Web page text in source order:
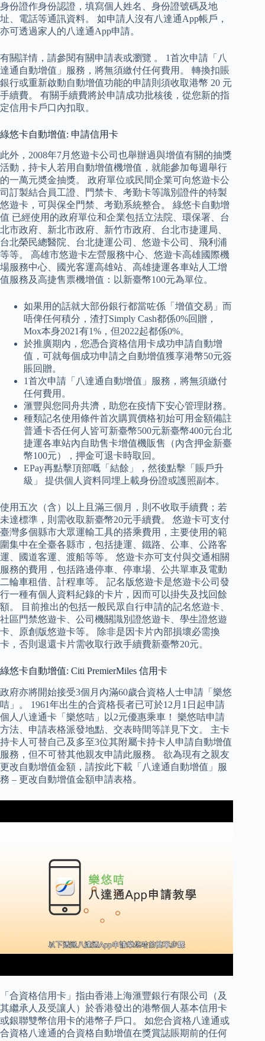
身份證作身份認證，填寫個人姓名、身份證號碼及地
址、電話等通訊資料。 如申請人沒有八達通App帳戶，
亦可透過家人的八達通App申請。
有關詳情，請參閱有關申請表或瀏覽 。 1首次申請「八
達通自動增值」服務，將無須繳付任何費用。 轉換扣賬
銀行或重新啟動自動增值功能的申請則須收取港幣 20 元
手續費。 有關手續費將於申請成功批核後，從您新的指
定信用卡戶口內扣取。
綠悠卡自動增值: 申請信用卡
此外，2008年7月悠遊卡公司也舉辦過與增值有關的抽獎
活動，持卡人若用自動增值機增值，就能參加每週舉行
的一萬元奬金抽獎。 政府單位或民間企業可向悠遊卡公
司訂製結合員工證、門禁卡、考勤卡等識別證件的特製
悠遊卡，可與保全門禁、考勤系統整合。 綠悠卡自動增
值 已經使用的政府單位和企業包括立法院、環保署、台
北市政府、新北市政府、新竹市政府、台北市捷運局、
台北榮民總醫院、台北捷運公司、悠遊卡公司、飛利浦
等等。 高雄市悠遊卡左營服務中心、悠遊卡高雄國際機
場服務中心、國光客運高雄站、高雄捷運各車站人工增
值服務及高捷售票機增值：以新臺幣100元為單位。
如果用的話就大部份銀行都當咗係「增值交易」而
唔俾任何積分，渣打Simply Cash都係0%回贈，
Mox本身2021有1%，但2022起都係0%。
於推廣期內，您憑合資格信用卡成功申請自動增
值，可就每個成功申請之自動增值獲享港幣50元簽
賬回贈。
1首次申請「八達通自動增值」服務，將無須繳付
任何費用。
滙豐與您同舟共濟，助您在疫情下安心管理財務。
種類記名使用條件首次購買價格初始可用金額備註
普通卡否任何人皆可新臺幣500元新臺幣400元台北
捷運各車站內自助售卡增值機販售（內含押金新臺
幣100元），押金可退卡時取回。
EPay再點擊頂部嘅「結餘」，然後點擊「賬戶升
級」 提供個人資料同埋上載身份證或護照副本。
使用五次（含）以上且滿三個月，則不收取手續費；若
未達標準，則需收取新臺幣20元手續費。 悠遊卡可支付
臺灣多個縣市大眾運輸工具的搭乘費用，主要使用的範
圍集中在全臺各縣市，包括捷運、鐵路、公車、公路客
運、國道客運、渡船等等。 悠遊卡亦可支付與交通相關
服務的費用，包括路邊停車、停車場、公共單車及電動
二輪車租借、計程車等。 記名版悠遊卡是悠遊卡公司發
行一種有個人資料紀錄的卡片，因而可以掛失及找回餘
額。 目前推出的包括一般民眾自行申請的記名悠遊卡、
社區門禁悠遊卡、公司機關識別證悠遊卡、學生證悠遊
卡、原創版悠遊卡等。 除非是因卡片內部損壞必需換
卡，否則退還卡片需收取行政手續費新臺幣20元。
綠悠卡自動增值: Citi PremierMiles 信用卡
政府亦將開始接受3個月內滿60歲合資格人士申請「樂悠
咭」。 1961年出生的合資格長者已可於12月1日起申請
個人八達通卡「樂悠咭」以2元優惠乘車！ 樂悠咭申請
方法、申請表格派發地點、交表時間等詳見下文。 主卡
持卡人可替自己及多至3位其附屬卡持卡人申請自動增值
服務，但不可替其他親友申請此服務。 欲為現有之親友
更改自動增值金額，請按此下載「八達通自動增值」服
務 – 更改自動增值金額申請表格。
「合資格信用卡」指由香港上海滙豐銀行有限公司（及
其繼承人及受讓人）於香港發出的港幣個人基本信用卡
或銀聯雙幣信用卡的港幣子戶口。 如您合資格八達通或
合資格八達通的合資格自動增值在獎賞誌賬期前的任何